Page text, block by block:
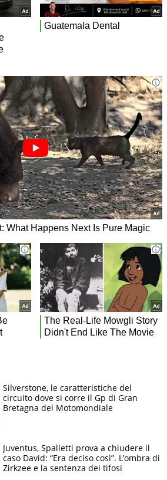
Silverstone, le caratteristiche del
circuito dove si corre il Gp di Gran
Bretagna del Motomondiale
Juventus, Spalletti prova a chiudere il
caso David: “Era deciso così”. L’ombra di
Zirkzee e la sentenza dei tifosi